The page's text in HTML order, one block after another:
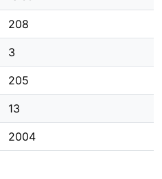
208
3
205
13
2004